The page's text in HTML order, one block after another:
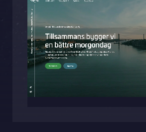
Skicka meddelande
Sphinxly AB
Banérgatan 44
Se på karta